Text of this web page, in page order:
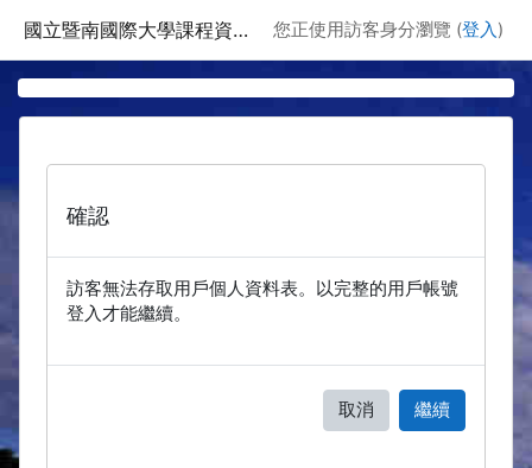
國立暨南國際大學課程資訊網 您正使用訪客身分瀏覽 (登入 )
確認
訪客無法存取用戶個人資料表。以完整的用戶帳號
登入才能繼續。
取消 繼續